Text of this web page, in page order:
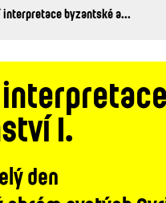
interpretace byzantské a...
I.
den